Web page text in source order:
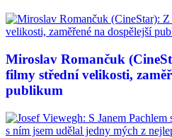
Miroslav Romančuk
filmy střední velikosti,
publikum